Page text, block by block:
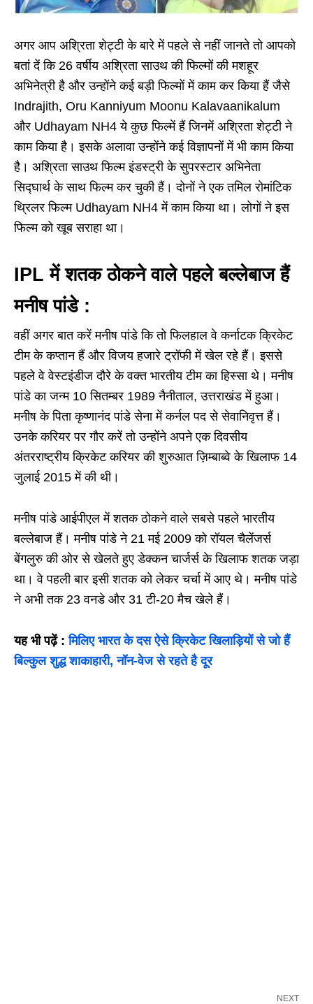
अगर आप अश्रिता शेट्टी के बारे में पहले से नहीं जानते तो आपको
बतां दें कि 26 वर्षीय अश्रिता साउथ की फिल्मों की मशहूर
अभिनेत्री है और उन्होंने कई बड़ी फिल्मों में काम कर किया हैं जैसे
Indrajith, Oru Kanniyum Moonu Kalavaanikalum
और Udhayam NH4 ये कुछ फिल्में हैं जिनमें अश्रिता शेट्टी ने
काम किया है। इसके अलावा उन्होंने कई विज्ञापनों में भी काम किया
है। अश्रिता साउथ फिल्म इंडस्ट्री के सुपरस्टार अभिनेता
सिद्घार्थ के साथ फिल्म कर चुकी हैं। दोनों ने एक तमिल रोमांटिक
थ्रिलर फिल्म Udhayam NH4 में काम किया था। लोगों ने इस
फिल्म को खूब सराहा था।
IPL में शतक ठोकने वाले पहले बल्लेबाज हैं
मनीष पांडे :
वहीं अगर बात करें मनीष पांडे कि तो फिलहाल वे कर्नाटक क्रिकेट
टीम के कप्तान हैं और विजय हजारे ट्रॉफी में खेल रहे हैं। इससे
पहले वे वेस्‍टइंडीज दौरे के वक्‍त भारतीय टीम का हिस्सा थे। मनीष
पांडे का जन्म 10 सितम्बर 1989 नैनीताल, उत्तराखंड में हुआ।
मनीष के पिता कृष्णानंद पांडे सेना में कर्नल पद से सेवानिवृत्त हैं।
उनके करियर पर गौर करें तो उन्होंने अपने एक दिवसीय
अंतरराष्ट्रीय क्रिकेट करियर की शुरुआत ज़िम्बाब्वे के खिलाफ 14
जुलाई 2015 में की थी।
मनीष पांडे आईपीएल में शतक ठोकने वाले सबसे पहले भारतीय
बल्लेबाज हैं। मनीष पांडे ने 21 मई 2009 को रॉयल चैलेंजर्स
बेंगलुरु की ओर से खेलते हुए डेक्कन चार्जर्स के खिलाफ शतक जड़ा
था। वे पहली बार इसी शतक को लेकर चर्चा में आए थे। मनीष पांडे
ने अभी तक 23 वनडे और 31 टी-20 मैच खेले हैं।
यह भी पढ़ें :मिलिए भारत के दस ऐसे क्रिकेट खिलाड़ियों से जो हैं
बिल्कुल शुद्ध शाकाहारी, नॉन-वेज से रहते है दूर
NEXT